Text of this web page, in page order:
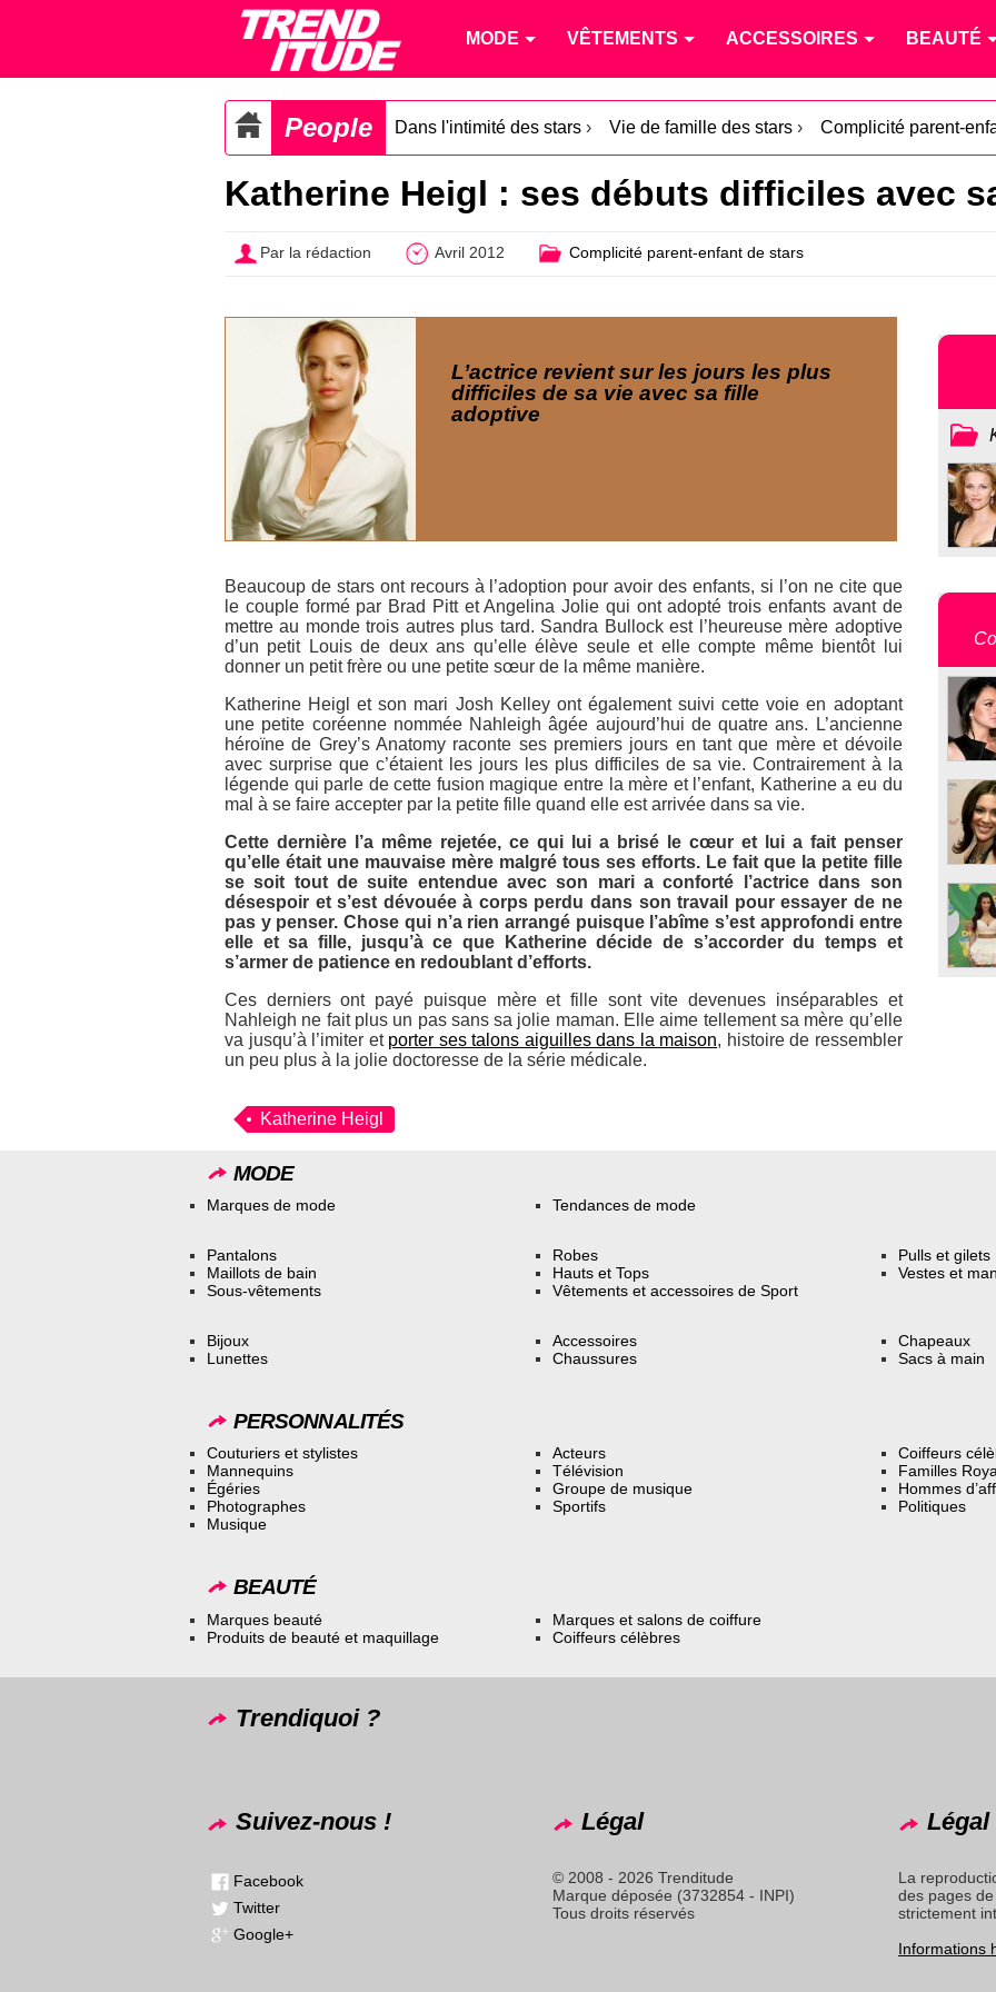
MODE VÊTEMENTS ACCESSOIRES BEAUTÉ
People Dans l'intimité des stars › Vie de famille des stars › Complicité parent-
Katherine Heigl : ses débuts difficiles avec
Par la rédaction Avril 2012 Complicité parent-enfant de stars
L’actrice revient sur les jours les plus
difficiles de sa vie avec sa fille
adoptive
Beaucoup de stars ont recours à l’adoption pour avoir des enfants, si l’on ne cite que
le couple formé par Brad Pitt et Angelina Jolie qui ont adopté trois enfants avant de
mettre au monde trois autres plus tard. Sandra Bullock est l’heureuse mère adoptive
d’un petit Louis de deux ans qu’elle élève seule et elle compte même bientôt lui
donner un petit frère ou une petite sœur de la même manière.
Katherine Heigl et son mari Josh Kelley ont également suivi cette voie en adoptant
une petite coréenne nommée Nahleigh âgée aujourd’hui de quatre ans. L’ancienne
héroïne de Grey’s Anatomy raconte ses premiers jours en tant que mère et dévoile
avec surprise que c’étaient les jours les plus difficiles de sa vie. Contrairement à la
légende qui parle de cette fusion magique entre la mère et l’enfant, Katherine a eu du
mal à se faire accepter par la petite fille quand elle est arrivée dans sa vie.
Cette dernière l’a même rejetée, ce qui lui a brisé le cœur et lui a fait penser
qu’elle était une mauvaise mère malgré tous ses efforts. Le fait que la petite fille
se soit tout de suite entendue avec son mari a conforté l’actrice dans son
désespoir et s’est dévouée à corps perdu dans son travail pour essayer de ne
pas y penser. Chose qui n’a rien arrangé puisque l’abîme s’est approfondi entre
elle et sa fille, jusqu’à ce que Katherine décide de s’accorder du temps et
s’armer de patience en redoublant d’efforts.
Ces derniers ont payé puisque mère et fille sont vite devenues inséparables et
Nahleigh ne fait plus un pas sans sa jolie maman. Elle aime tellement sa mère qu’elle
va jusqu’à l’imiter et porter ses talons aiguilles dans la maison, histoire de ressembler
un peu plus à la jolie doctoresse de la série médicale.
Katherine Heigl
MODE
Marques de mode Tendances de mode
Pantalons
Maillots de bain
Sous-vêtements
Robes
Hauts et Tops
Vêtements et accessoires de Sport
Pulls et gilets
Vestes et
Bijoux
Lunettes
Accessoires
Chaussures
Chapeaux
Sacs à main
PERSONNALITÉS
Couturiers et stylistes
Mannequins
Égéries
Photographes
Musique
Acteurs
Télévision
Groupe de musique
Sportifs
Coiffeurs
Familles
Hommes
Politiques
BEAUTÉ
Marques beauté
Produits de beauté et maquillage
Marques et salons de coiffure
Coiffeurs célèbres
Trendiquoi ?
Suivez-nous !
Facebook
Twitter
Google+
Légal
© 2008 - 2026 Trenditude
Marque déposée (3732854 - INPI)
Tous droits réservés
Légal
La
des pages
strictement
Informations